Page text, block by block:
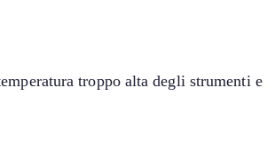
troppo alta degli strumenti e